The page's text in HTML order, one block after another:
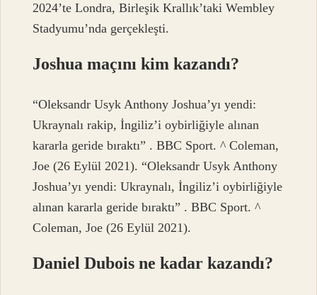
2024’te Londra, Birleşik Krallık’taki Wembley
Stadyumu’nda gerçekleşti.
Joshua maçını kim kazandı?
“Oleksandr Usyk Anthony Joshua’yı yendi:
Ukraynalı rakip, İngiliz’i oybirliğiyle alınan
kararla geride bıraktı” . BBC Sport. ^ Coleman,
Joe (26 Eylül 2021). “Oleksandr Usyk Anthony
Joshua’yı yendi: Ukraynalı, İngiliz’i oybirliğiyle
alınan kararla geride bıraktı” . BBC Sport. ^
Coleman, Joe (26 Eylül 2021).
Daniel Dubois ne kadar kazandı?